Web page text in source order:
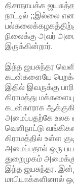
திசாநாயக்க
நாட்டில் ;;இல்லை என
நிலைக்கு அவர்
இருக்கின்றார்.
இந்த ஜயசுந்தர
கடன்களையே
இதில் இவருக்கு
கிராமத்து
கடன்காராக
அமைப்பதற்கே உலக
வெளிநாட்டு
கிராமத்தில் உள்ள
அமைப்பதால் ஒரு
துறைமுகம்
இந்த ஜயசுந்தர.
மாபியாக்களினால்